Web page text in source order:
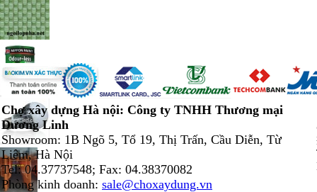
Chợ xây dựng Hà nội: Công ty TNHH Thương mại
Dương Linh
Showroom: 1B Ngõ 5, Tổ 19, Thị Trấn, Cầu Diễn, Từ
Liêm, Hà Nội
Tel: 04.37737548; Fax: 04.38370082
Phòng kinh doanh: sale@choxaydung.vn